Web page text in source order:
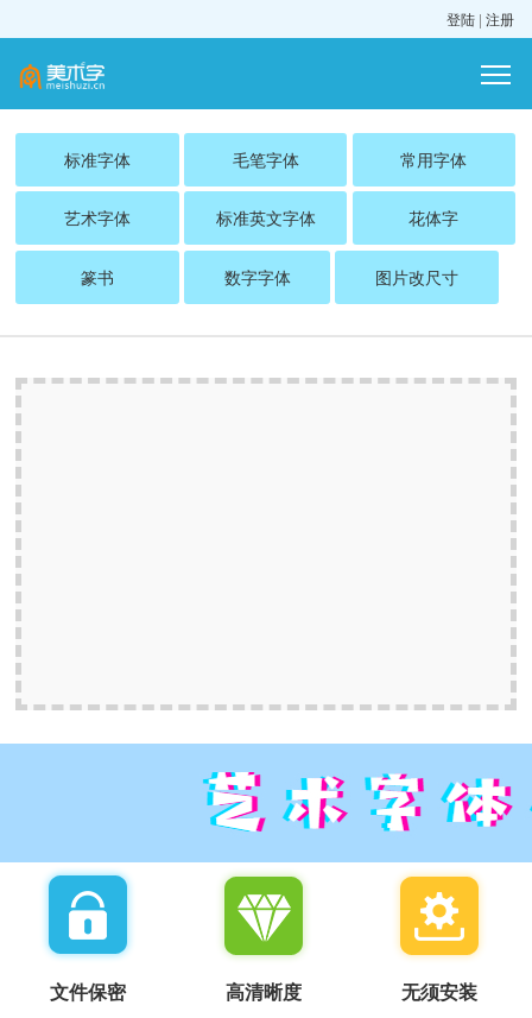
登陆 | 注册
标准字体 毛笔字体 常用字体
艺术字体 标准英文字体 花体字
篆书 数字字体 图片改尺寸
文件保密 高清晰度 无须安装